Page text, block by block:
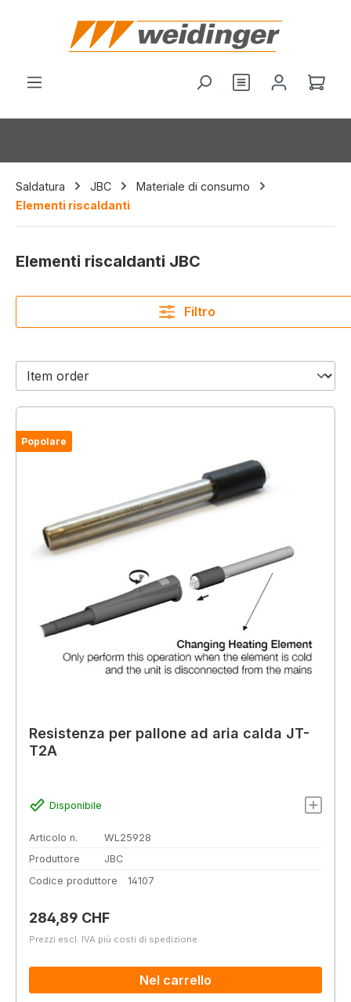
principale
Hai 0 articoliIl
Saldatura JBC
Materiale di consumo
Elementi riscaldanti
Elementi riscaldanti JBC
Filtro
Popolare
Resistenza per pallone ad aria calda JT-
T2A
Disponibile
Articolo n.
WL25928
Produttore
JBC
Codice produttore
14107
Prezzo normale:
284,89 CHF
Prezzi escl. IVA più costi di spedizione
Nel carrello